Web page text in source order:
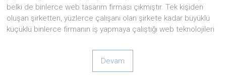
belki de binlerce web tasarım firması çıkmıştır. Tek kişiden
oluşan şirketten, yüzlerce çalışanı olan şirkete kadar büyüklü
küçüklü binlerce firmanın iş yapmaya çalıştığı web teknolojileri
Devam